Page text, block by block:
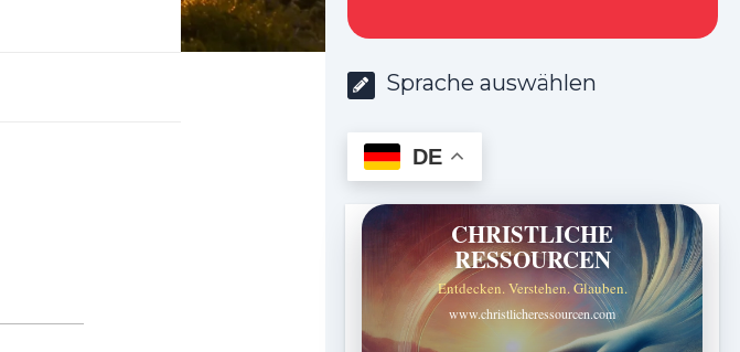
Sprache auswählen
DE
CHRISTLICHE
RESSOURCEN
Entdecken. Verstehen. Glauben.
www.christlicheressourcen.com